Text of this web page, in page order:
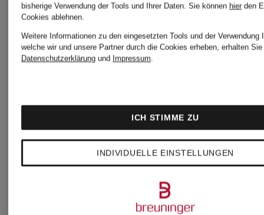
Jewelry
Creole
1.375 €
Jewelry
Ring
bisherige Verwendung der Tools und Ihrer Daten. Sie können hier den
Cookies ablehnen.
Weitere Informationen zu den eingesetzten Tools und der Verwendung
welche wir und unsere Partner durch die Cookies erheben, erhalten
Datenschutzerklärung und Impressum.
INDIVIDUELLE EINSTELLUNGEN
ICH STIMME ZU